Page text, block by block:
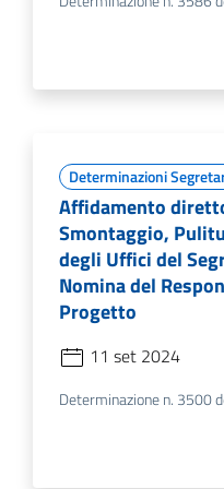
Determinazioni
Affidamento
Smontaggio,
degli Uffici del
Nomina del
Progetto
11 set 2024
Determinazione n. 3500